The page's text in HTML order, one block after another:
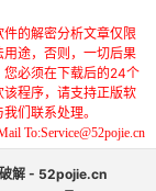
的解密分析文章仅限
途，否则，一切后果
您必须在下载后的24个
程序，请支持正版软
们联系处理。
To:Service@52pojie.cn
解 - 52pojie.cn